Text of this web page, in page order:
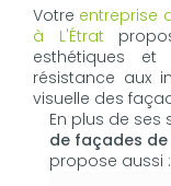
Votre entreprise
à L'Étrat
esthétiques et
résistance aux
visuelle des
En plus de ses
de façades de
propose aussi :